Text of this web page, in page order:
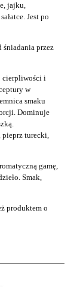
jajku,
Jest po
śniadania przez
cierpliwości i
w
smaku
Dominuje
pieprz turecki,
gamę,
Smak,
produktem o